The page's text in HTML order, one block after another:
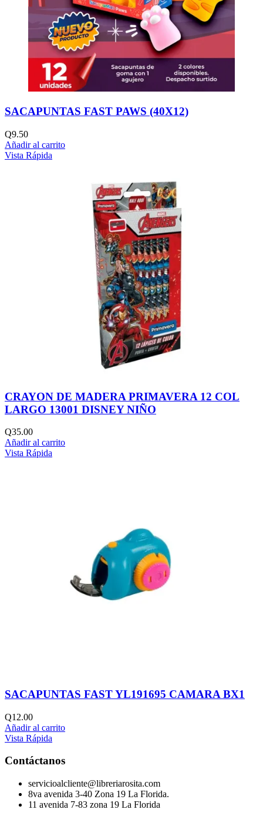
SACAPUNTAS FAST PAWS (40X12)
Q9.50
Añadir al carrito
Vista Rápida
CRAYON DE MADERA PRIMAVERA 12 COL
LARGO 13001 DISNEY NIÑO
Q35.00
Añadir al carrito
Vista Rápida
SACAPUNTAS FAST YL191695 CAMARA BX1
Q12.00
Añadir al carrito
Vista Rápida
Contáctanos
servicioalcliente@libreriarosita.com
8va avenida 3-40 Zona 19 La Florida.
11 avenida 7-83 zona 19 La Florida